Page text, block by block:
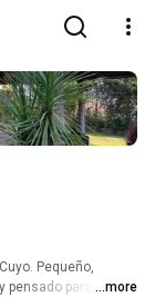
Pequeño,
para
...more